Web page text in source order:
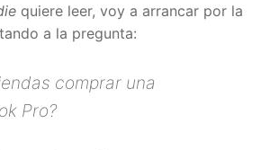
quiere leer, voy a arrancar por la
a la pregunta:
comprar una
Pro?